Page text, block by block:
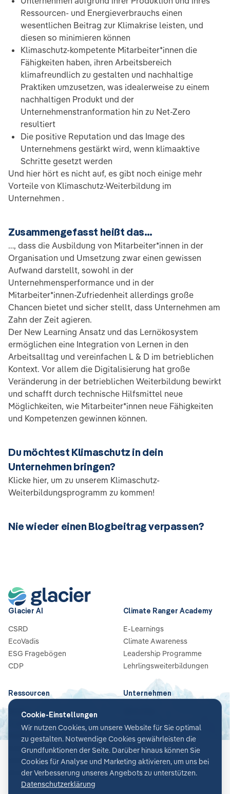
Ressourcen- und Energieverbrauchs einen
wesentlichen Beitrag zur Klimakrise leisten, und
diesen so minimieren können
Klimaschutz-kompetente Mitarbeiter*innen die
Fähigkeiten haben, ihren Arbeitsbereich
klimafreundlich zu gestalten und nachhaltige
Praktiken umzusetzen, was idealerweise zu einem
nachhaltigen Produkt und der
Unternehmenstranformation hin zu Net-Zero
resultiert
Die positive Reputation und das Image des
Unternehmens gestärkt wird, wenn klimaaktive
Schritte gesetzt werden
Und hier hört es nicht auf, es gibt noch einige mehr
Vorteile von Klimaschutz-Weiterbildung im
Unternehmen .
Zusammengefasst heißt das…
…, dass die Ausbildung von Mitarbeiter*innen in der
Organisation und Umsetzung zwar einen gewissen
Aufwand darstellt, sowohl in der
Unternehmensperformance und in der
Mitarbeiter*innen-Zufriedenheit allerdings große
Chancen bietet und sicher stellt, dass Unternehmen am
Zahn der Zeit agieren.
Der New Learning Ansatz und das Lernökosystem
ermöglichen eine Integration von Lernen in den
Arbeitsalltag und vereinfachen L & D im betrieblichen
Kontext. Vor allem die Digitalisierung hat große
Veränderung in der betrieblichen Weiterbildung bewirkt
und schafft durch technische Hilfsmittel neue
Möglichkeiten, wie Mitarbeiter*innen neue Fähigkeiten
und Kompetenzen gewinnen können.
Du möchtest Klimaschutz in dein
Unternehmen bringen?
Klicke hier, um zu unserem Klimaschutz-
Weiterbildungsprogramm zu kommen!
Nie wieder einen Blogbeitrag verpassen?
Glacier AI
CSRD
EcoVadis
ESG Fragebögen
CDP
Climate Ranger Academy
E-Learnings
Climate Awareness
Leadership Programme
Lehrlingsweiterbildungen
Ressourcen
Blog
Guides & Checklisten
Webinare
Case Studies
News
Glossar
Unternehmen
Partners
Karriere
Kontakt
Cookie-Einstellungen
Wir nutzen Cookies, um unsere Website für Sie optimal
zu gestalten. Notwendige Cookies gewährleisten die
Grundfunktionen der Seite. Darüber hinaus können Sie
Cookies für Analyse und Marketing aktivieren, um uns bei
der Verbesserung unseres Angebots zu unterstützen.
Datenschutzerklärung